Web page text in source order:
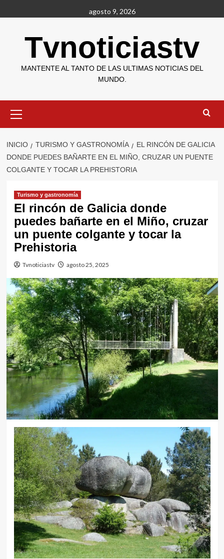
al
agosto 9, 2026
Tvnoticiastv
MANTENTE AL TANTO DE LAS ULTIMAS NOTICIAS DEL
MUNDO.
primario
INICIO TURISMO Y GASTRONOMÍA
EL RINCÓN DE GALICIA
DONDE PUEDES BAÑARTE EN EL MIÑO, CRUZAR UN PUENTE
COLGANTE Y TOCAR LA PREHISTORIA
Turismo y gastronomía
El rincón de Galicia donde
puedes bañarte en el Miño, cruzar
un puente colgante y tocar la
Prehistoria
Tvnoticiastv agosto 25, 2025